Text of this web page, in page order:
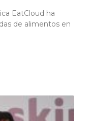
EatCloud ha
de alimentos en